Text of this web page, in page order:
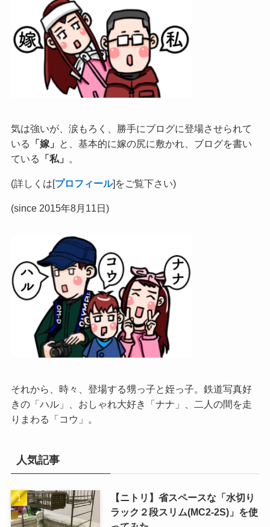
気は強いが、涙もろく、勝手にブログに登場させられて
いる
「嫁」
と、基本的に嫁の尻に敷かれ、ブログを書い
ている
「私」 。
(詳しくは[プロフィール]をご覧下さい)
(since 2015年8月11日)
それから、時々、登場する甥っ子と姪っ子。鉄道写真好
きの「ハル」、おしゃれ大好き「ナナ」、二人の間を走
りまわる「コウ」。
人気記事
【ニトリ】省スペースな「水切り
ラック２段スリム(MC2-2S)」を使